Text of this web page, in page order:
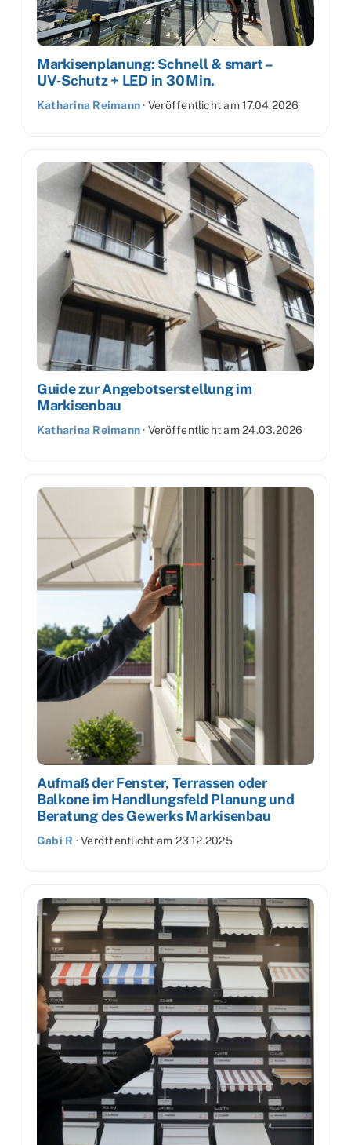
Markisenplanung: Schnell & smart –
UV‑Schutz + LED in 30 Min.
Katharina Reimann· Veröffentlicht am17.04.2026
Guide zur Angebotserstellung im
Markisenbau
Katharina Reimann· Veröffentlicht am24.03.2026
Aufmaß der Fenster, Terrassen oder
Balkone im Handlungsfeld Planung und
Beratung des Gewerks Markisenbau
Gabi R ·Veröffentlicht am 23.12.2025